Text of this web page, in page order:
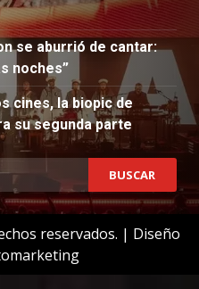
se aburrió de cantar:
noches”
cines, la biopic de
su segunda parte
reservados. | Diseño